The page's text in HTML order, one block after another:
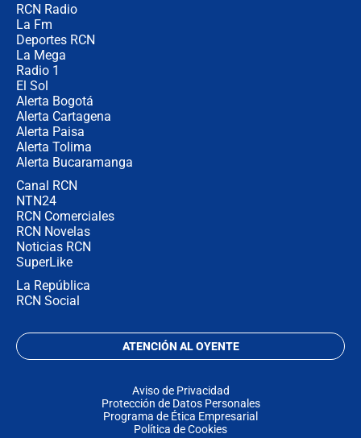
RCN Radio
La Fm
Deportes RCN
La Mega
Radio 1
El Sol
Alerta Bogotá
Alerta Cartagena
Alerta Paisa
Alerta Tolima
Alerta Bucaramanga
Canal RCN
NTN24
RCN Comerciales
RCN Novelas
Noticias RCN
SuperLike
La República
RCN Social
ATENCIÓN AL OYENTE
Aviso de Privacidad
Protección de Datos Personales
Programa de Ética Empresarial
Política de Cookies